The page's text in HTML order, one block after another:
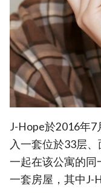
J-Hope於2016年7
入一套位於33层
一起在该公寓的同
一套房屋，其中J-